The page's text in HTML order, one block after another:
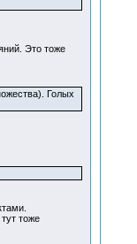
Это тоже
Голых
тоже